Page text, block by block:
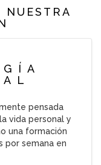
NUESTRA
pensada
vida personal y
una formación
por semana en